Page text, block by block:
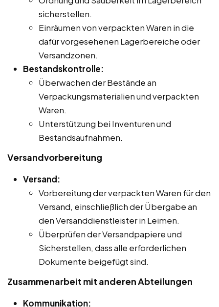
sicherstellen.
Einräumen von verpackten Waren in die
dafür vorgesehenen Lagerbereiche oder
Versandzonen.
Bestandskontrolle:
Überwachen der Bestände an
Verpackungsmaterialien und verpackten
Waren.
Unterstützung bei Inventuren und
Bestandsaufnahmen.
Versandvorbereitung
Versand:
Vorbereitung der verpackten Waren für den
Versand, einschließlich der Übergabe an
den Versanddienstleister in Leimen.
Überprüfen der Versandpapiere und
Sicherstellen, dass alle erforderlichen
Dokumente beigefügt sind.
Zusammenarbeit mit anderen Abteilungen
Kommunikation: